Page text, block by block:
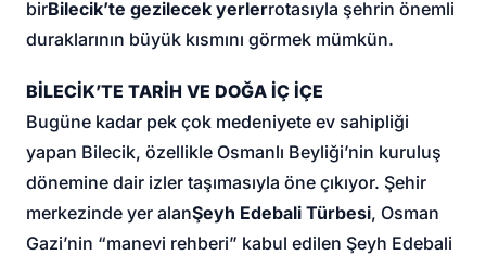
birBilecik’te gezilecek yerlerrotasıyla şehrin önemli
duraklarının büyük kısmını görmek mümkün.
BİLECİK’TE TARİH VE DOĞA İÇ İÇE
Bugüne kadar pek çok medeniyete ev sahipliği
yapan Bilecik, özellikle Osmanlı Beyliği’nin kuruluş
dönemine dair izler taşımasıyla öne çıkıyor. Şehir
merkezinde yer alanŞeyh Edebali Türbesi, Osman
Gazi’nin “manevi rehberi” kabul edilen Şeyh Edebali